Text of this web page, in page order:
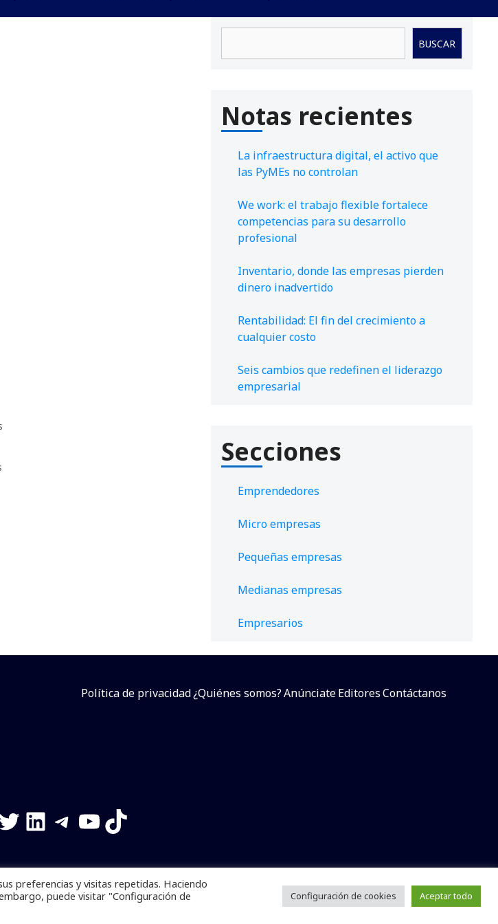
BUSCAR
Notas recientes
La infraestructura digital, el activo que
las PyMEs no controlan
We work: el trabajo flexible fortalece
competencias para su desarrollo
profesional
Inventario, donde las empresas pierden
dinero inadvertido
Rentabilidad: El fin del crecimiento a
cualquier costo
Seis cambios que redefinen el liderazgo
empresarial
Secciones
Emprendedores
Micro empresas
Pequeñas empresas
Medianas empresas
Empresarios
Política de privacidad¿Quiénes somos?AnúnciateEditoresContáctanos
LinkedIn
Telegram
YouTube
TikTok
el uso de la información total o parcial sin dar referencia a la fuente.
poryalla ya!
preferencias y visitas repetidas. Haciendo
puede visitar "Configuración de
Configuración de cookies Aceptar todo